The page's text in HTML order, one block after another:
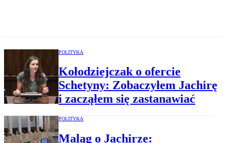
POLITYKA
Kołodziejczak o ofercie
Schetyny: Zobaczyłem Jachirę
i zacząłem się zastanawiać
POLITYKA
Maląg o Jachirze: